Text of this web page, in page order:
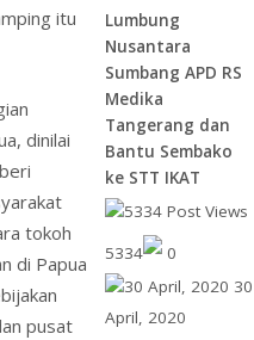
itu
dinilai
tokoh
di Papua
pusat
Lumbung
Nusantara
Sumbang APD RS
Medika
Tangerang dan
Bantu Sembako
ke STT IKAT
5334
0
30
April, 2020